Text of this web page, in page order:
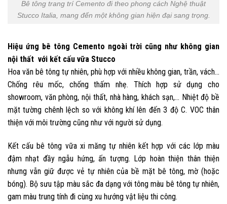
Bê tông trang trí Cemento đi theo phong cách Nghệ thuật
Stucco Italia, mang đến một không gian hiện đại sang trọng.
Hiệu ứng bê tông Cemento ngoài trời cũng như không gian
nội thất với kết cấu vữa Stucco
Hoa văn bê tông tự nhiên, phù hợp với nhiều không gian, trần, vách…
Chống rêu mốc, chống thấm nhẹ. Thích hợp sử dụng cho
showroom, văn phòng, nội thất, nhà hàng, khách sạn,… Nhiệt độ bề
mặt tường chênh lệch so với không khí lên đến 3 độ C. VOC thân
thiện với môi trường cũng như với người sử dụng.
Kết cấu bê tông vữa xi măng tự nhiên kết hợp với các lớp màu
đậm nhạt đầy ngẫu hứng, ấn tượng. Lớp hoàn thiện thân thiện
nhưng vẫn giữ được vẻ tự nhiên của bề mặt bê tông, mờ (hoặc
bóng). Bộ sưu tập màu sắc đa dạng với tông màu bê tông tự nhiên,
gam màu trung tính đi cùng xu hướng vật liệu thi công.